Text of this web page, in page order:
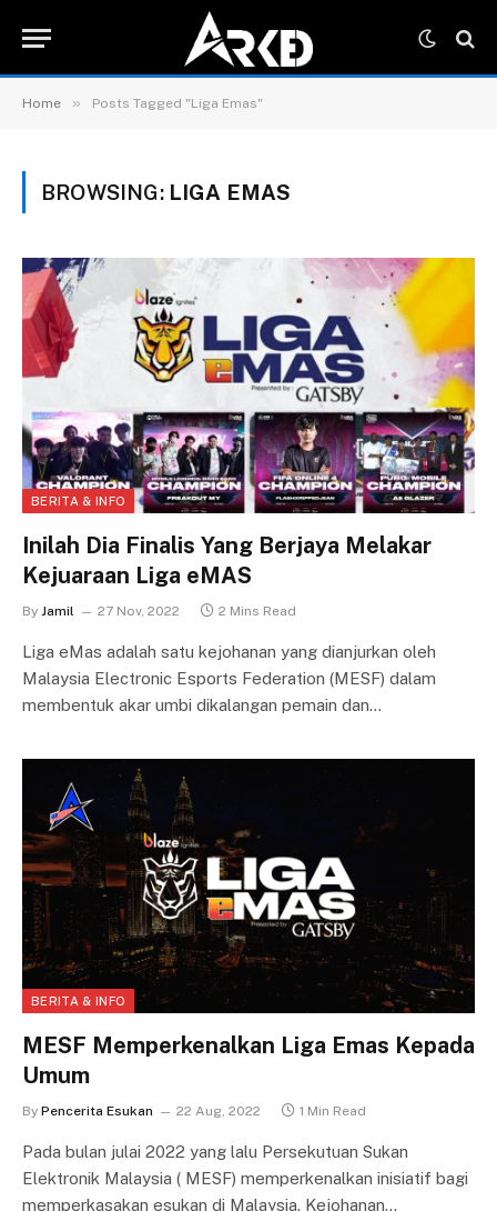
Home » Posts Tagged "Liga Emas"
BROWSING: LIGA EMAS
BERITA & INFO
Inilah Dia Finalis Yang Berjaya Melakar
Kejuaraan Liga eMAS
By Jamil 27 Nov, 2022 2 Mins Read
Liga eMas adalah satu kejohanan yang dianjurkan oleh
Malaysia Electronic Esports Federation (MESF) dalam
membentuk akar umbi dikalangan pemain dan…
BERITA & INFO
MESF Memperkenalkan Liga Emas Kepada
Umum
By Pencerita Esukan 22 Aug, 2022 1 Min Read
Pada bulan julai 2022 yang lalu Persekutuan Sukan
Elektronik Malaysia ( MESF) memperkenalkan inisiatif bagi
memperkasakan esukan di Malaysia. Kejohanan…